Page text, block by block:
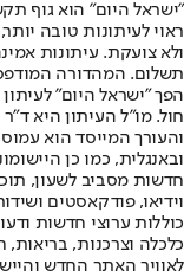
"ישראל היום" הוא גוף
ראוי לעיתונות טובה
ולא צועקת. עיתונות
הפך "ישראל היום"
חול. מו"ל העיתון היא
והעורך המייסד הוא
חדשות מסביב לשעון,
וידיאו, פודקאסטים
כוללות ערוצי חדשות
לאוויר האתר החדש